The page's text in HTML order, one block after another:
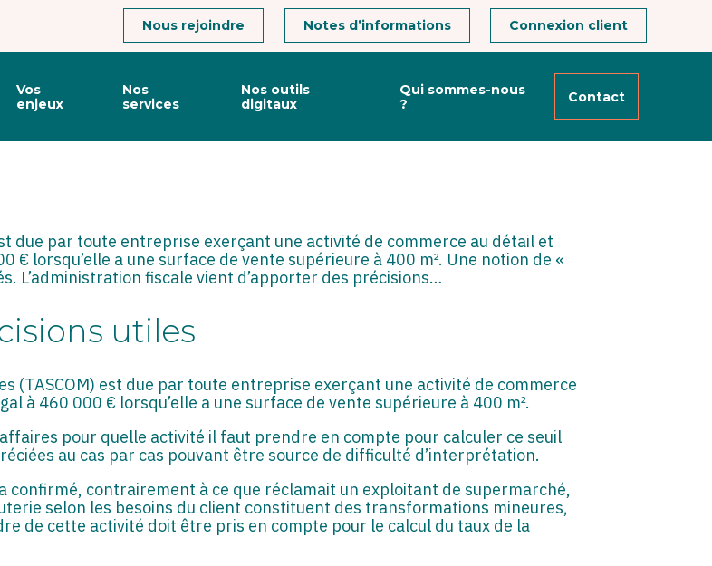
Connexion client
Notes d’informations
Nous rejoindre
Vos
enjeux
Nos
services
Nos outils
digitaux
Qui sommes-nous
?
Contact
due par toute entreprise exerçant une activité de commerce au détail et
€ lorsqu’elle a une surface de vente supérieure à 400 m². Une notion de «
L’administration fiscale vient d’apporter des précisions…
utiles
(TASCOM) est due par toute entreprise exerçant une activité de commerce
à 460 000 € lorsqu’elle a une surface de vente supérieure à 400 m².
pour quelle activité il faut prendre en compte pour calculer ce seuil
au cas par cas pouvant être source de difficulté d’interprétation.
confirmé, contrairement à ce que réclamait un exploitant de supermarché,
selon les besoins du client constituent des transformations mineures,
de cette activité doit être pris en compte pour le calcul du taux de la